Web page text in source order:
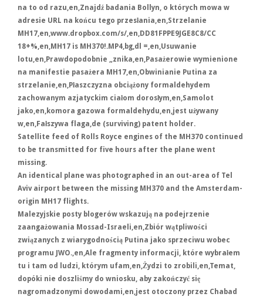
na to od razu,en,Znajdź badania Bollyn, o których mowa w
adresie URL na końcu tego przesłania,en,Strzelanie
MH17,en,www.dropbox.com/s/,en,DD81FPPE9JGE8C8/CC
18+%,en,MH17 is MH370!.MP4,bg,dl =,en,Usuwanie
lotu,en,Prawdopodobnie „znika,en,Pasażerowie wymienione
na manifestie pasażera MH17,en,Obwinianie Putina za
strzelanie,en,Płaszczyzna obciążony formaldehydem
zachowanym azjatyckim ciałom dorosłym,en,Samolot
jako,en,komora gazowa formaldehydu,en,jest używany
w,en,Fałszywa flaga,de (surviving) patent holder.
Satellite feed of Rolls Royce engines of the MH370 continued
to be transmitted for five hours after the plane went
missing.
An identical plane was photographed in an out-area of Tel
Aviv airport between the missing MH370 and the Amsterdam-
origin MH17 flights.
Malezyjskie posty blogerów wskazują na podejrzenie
zaangażowania Mossad-Israeli,en,Zbiór wątpliwości
związanych z wiarygodnością Putina jako sprzeciwu wobec
programu JWO.,en,Ale fragmenty informacji, które wybrałem
tu i tam od ludzi, którym ufam,en,Żydzi to zrobili,en,Temat,
dopóki nie doszliśmy do wniosku, aby zakończyć się
nagromadzonymi dowodami,en,jest otoczony przez Chabad